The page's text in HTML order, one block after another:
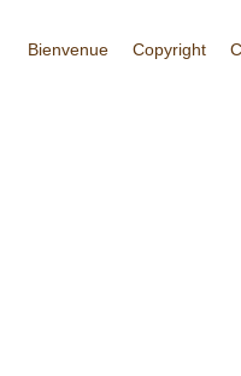
Bienvenue Copyright